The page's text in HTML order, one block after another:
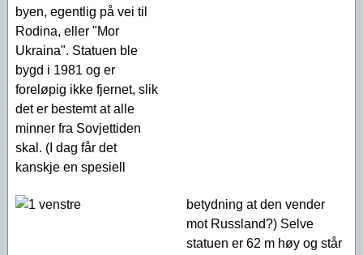
byen, egentlig på vei til
Rodina, eller "Mor
Ukraina". Statuen ble
bygd i 1981 og er
foreløpig ikke fjernet, slik
det er bestemt at alle
minner fra Sovjettiden
skal. (I dag får det
kanskje en spesiell
betydning at den vender
mot Russland?) Selve
statuen er 62 m høy og står